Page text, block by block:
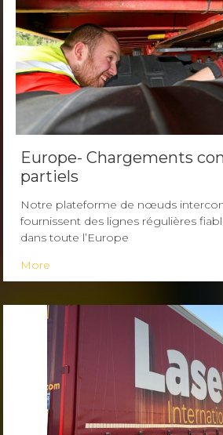
Europe- Chargements
partiels
Notre plateforme de nœuds
fournissent des lignes régulières
dans toute l’Europe
More